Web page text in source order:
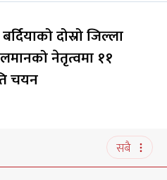
दोस्रो जिल्ला
नेतृत्वमा ११
चयन
सबै